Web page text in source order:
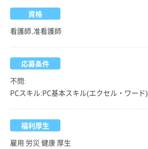
資格
看護師,准看護師
応募条件
不問:
PCスキル:PC基本スキル(エクセル・ワード)
福利厚生
雇用 労災 健康 厚生